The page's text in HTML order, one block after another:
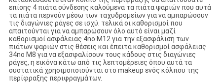
επίσης 4 πιάτα σύνδεσης καλούμενα τα πιάτα ψαριών που αυτά
τα πιάτα περνούν μέσω των ταχυδρομείων για να αμπαρώσουν
τις διαγώνιες ράγες σε ισχύ. τελικά οι καθορισμοί που
απαιτούνται για να αμπαρώσουν όλο αυτό είναι μαζί
καθορισμοί ασφάλειας 4no M12 για την εξασφάλιση των
πιάτων ψαριών στις θέσεις και έπειτα καθορισμοί ασφάλειας
34no M8 για να εξασφαλίσουν τους κάδους στις διαγώνιες
ράγες, η εικόνα κάτω από τις λεπτομέρειες όπου αυτά τα
συστατικά χρησιμοποιούνται στο makeup ενός κόλπου της
περίφραξης περιφραγμάτων.